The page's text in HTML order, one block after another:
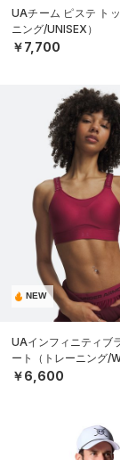
UAチーム ピステ ト
ニング/UNISEX）
￥7,700
NEW
UAインフィニティブ
ート（トレーニング/
￥6,600